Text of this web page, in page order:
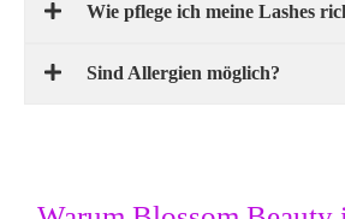
Wie pflege ich meine Lashes
Sind Allergien möglich?